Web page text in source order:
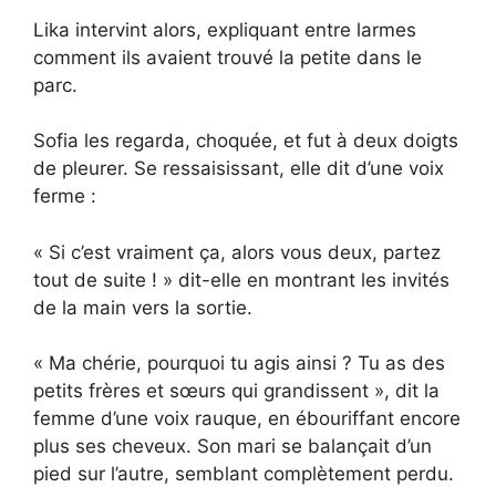
Lika intervint alors, expliquant entre larmes
comment ils avaient trouvé la petite dans le
parc.
Sofia les regarda, choquée, et fut à deux doigts
de pleurer. Se ressaisissant, elle dit d’une voix
ferme :
« Si c’est vraiment ça, alors vous deux, partez
tout de suite ! » dit-elle en montrant les invités
de la main vers la sortie.
« Ma chérie, pourquoi tu agis ainsi ? Tu as des
petits frères et sœurs qui grandissent », dit la
femme d’une voix rauque, en ébouriffant encore
plus ses cheveux. Son mari se balançait d’un
pied sur l’autre, semblant complètement perdu.